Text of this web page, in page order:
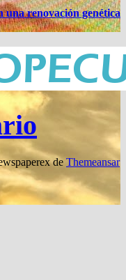
una renovación genética
de Themeansar